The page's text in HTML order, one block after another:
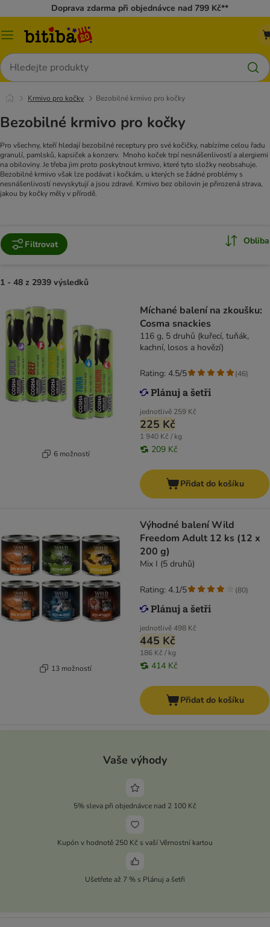
Doprava zdarma při objednávce nad 799 Kč**
Kategorie
Hledat
Krmivo pro kočky Bezobilné krmivo pro kočky
Bezobilné krmivo pro kočky
Pro všechny, kteří hledají bezobilné receptury pro své kočičky, nabízíme celou řadu
granulí, pamlsků, kapsiček a konzerv. Mnoho koček trpí nesnášenlivostí a alergiemi
na obiloviny. Je třeba jim proto poskytnout krmivo, které tyto složky neobsahuje.
Bezobilné krmivo však lze podávat i kočkám, u kterých se žádné problémy s
nesnášenlivostí nevyskytují a jsou zdravé. Krmivo bez obilovin je přirozená strava,
jakou by kočky měly v přírodě.
Filtrovat Obliba
1 - 48 z 2939 výsledků
6 možností
Míchané balení na zkoušku:
Cosma snackies
116 g, 5 druhů (kuřecí, tuňák,
kachní, losos a hovězí)
jednotlivě 259 Kč
225 Kč
1 940 Kč / kg
209 Kč
Rating: 4.5/5 (46)
Přidat do košíku
13 možností
Výhodné balení Wild
Freedom Adult 12 ks (12 x
200 g)
Mix I (5 druhů)
jednotlivě498 Kč
445 Kč
186 Kč / kg
414 Kč
Rating: 4.1/5 (80)
Přidat do košíku
Vaše výhody
5% sleva při objednávce nad 2 100 Kč
Kupón v hodnotě 250 Kč s vaší Věrnostní kartou
Ušetřete až 7 % s Plánuj a šetři